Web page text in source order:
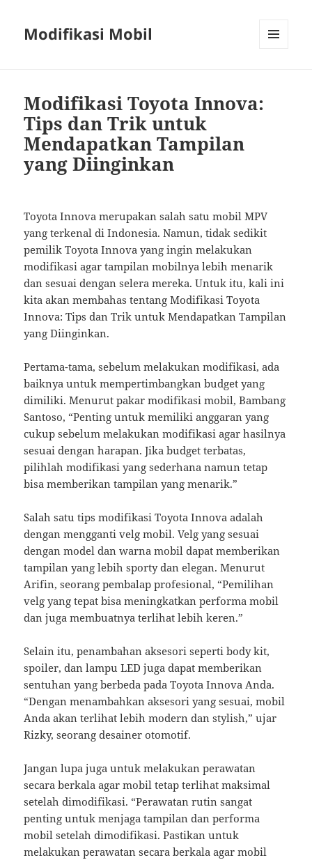
Modifikasi Mobil
Modifikasi Toyota Innova:
Tips dan Trik untuk
Mendapatkan Tampilan
yang Diinginkan
Toyota Innova merupakan salah satu mobil MPV
yang terkenal di Indonesia. Namun, tidak sedikit
pemilik Toyota Innova yang ingin melakukan
modifikasi agar tampilan mobilnya lebih menarik
dan sesuai dengan selera mereka. Untuk itu, kali ini
kita akan membahas tentang Modifikasi Toyota
Innova: Tips dan Trik untuk Mendapatkan Tampilan
yang Diinginkan.
Pertama-tama, sebelum melakukan modifikasi, ada
baiknya untuk mempertimbangkan budget yang
dimiliki. Menurut pakar modifikasi mobil, Bambang
Santoso, “Penting untuk memiliki anggaran yang
cukup sebelum melakukan modifikasi agar hasilnya
sesuai dengan harapan. Jika budget terbatas,
pilihlah modifikasi yang sederhana namun tetap
bisa memberikan tampilan yang menarik.”
Salah satu tips modifikasi Toyota Innova adalah
dengan mengganti velg mobil. Velg yang sesuai
dengan model dan warna mobil dapat memberikan
tampilan yang lebih sporty dan elegan. Menurut
Arifin, seorang pembalap profesional, “Pemilihan
velg yang tepat bisa meningkatkan performa mobil
dan juga membuatnya terlihat lebih keren.”
Selain itu, penambahan aksesori seperti body kit,
spoiler, dan lampu LED juga dapat memberikan
sentuhan yang berbeda pada Toyota Innova Anda.
“Dengan menambahkan aksesori yang sesuai, mobil
Anda akan terlihat lebih modern dan stylish,” ujar
Rizky, seorang desainer otomotif.
Jangan lupa juga untuk melakukan perawatan
secara berkala agar mobil tetap terlihat maksimal
setelah dimodifikasi. “Perawatan rutin sangat
penting untuk menjaga tampilan dan performa
mobil setelah dimodifikasi. Pastikan untuk
melakukan perawatan secara berkala agar mobil